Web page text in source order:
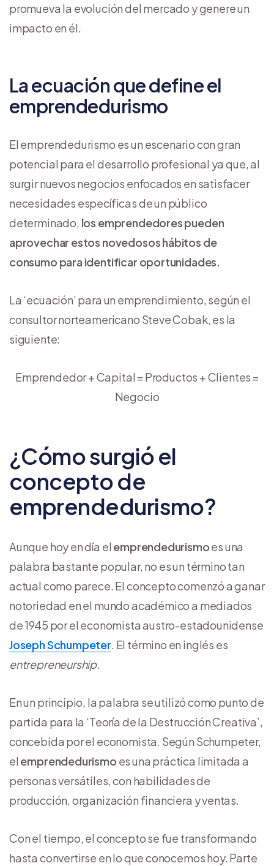
promueva la evolución del mercado y genere un
impacto en él.
La ecuación que define el
emprendedurismo
El emprendedurismo es un escenario con gran
potencial para el desarrollo profesional ya que, al
surgir nuevos negocios enfocados en satisfacer
necesidades específicas de un público
determinado, los emprendedores pueden
aprovechar estos novedosos hábitos de
consumo para identificar oportunidades.
La ‘ecuación’ para un emprendimiento, según el
consultor norteamericano Steve Cobak, es la
siguiente:
Emprendedor + Capital = Productos + Clientes =
Negocio
¿Cómo surgió el
concepto de
emprendedurismo?
Aunque hoy en día el emprendedurismoes una
palabra bastante popular, no es un término tan
actual como parece. El concepto comenzó a ganar
notoriedad en el mundo académico a mediados
de 1945 por el economista austro-estadounidense
Joseph Schumpeter. El término en inglés es
entrepreneurship.
En un principio, la palabra se utilizó como punto de
partida para la ‘Teoría de la Destrucción Creativa’,
concebida por el economista. Según Schumpeter,
el emprendedurismo es una práctica limitada a
personas versátiles, con habilidades de
producción, organización financiera y ventas.
Con el tiempo, el concepto se fue transformando
hasta convertirse en lo que conocemos hoy. Parte